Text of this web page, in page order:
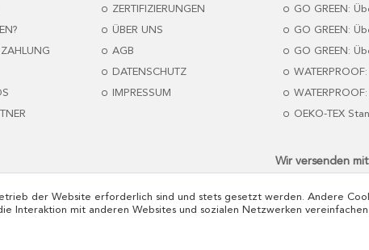
ZERTIFIZIERUNGEN
ÜBER UNS
AGB
DATENSCHUTZ
IMPRESSUM
GO GREEN:
GO GREEN:
GO GREEN:
OEKO-TEX
Wir versenden
der Website erforderlich sind und stets gesetzt werden. Andere
Interaktion mit anderen Websites und sozialen Netzwerken